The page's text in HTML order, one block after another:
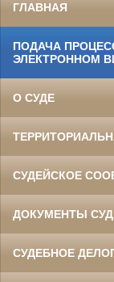
ГЛАВНАЯ
ПОДАЧА
ЭЛЕКТРОННОМ
О СУДЕ
СУДЕЙСКОЕ
ДОКУМЕНТЫ
СУДЕБНОЕ